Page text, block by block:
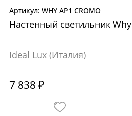
WHY AP1 CROMO
Настенный светильник Why
Ideal Lux (Италия)
7 838 ₽